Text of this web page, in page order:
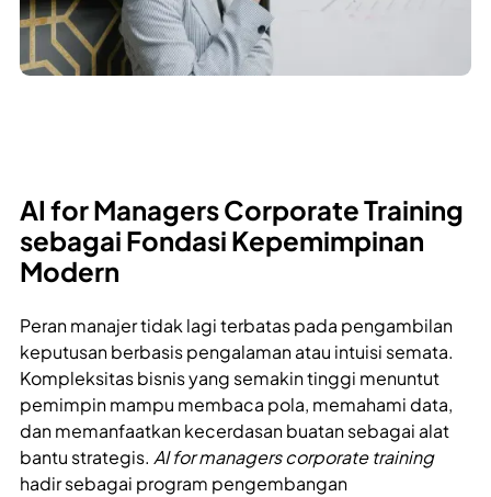
AI for Managers Corporate Training
sebagai Fondasi Kepemimpinan
Modern
Peran manajer tidak lagi terbatas pada pengambilan
keputusan berbasis pengalaman atau intuisi semata.
Kompleksitas bisnis yang semakin tinggi menuntut
pemimpin mampu membaca pola, memahami data,
dan memanfaatkan kecerdasan buatan sebagai alat
bantu strategis. AI for managers corporate training
hadir sebagai program pengembangan